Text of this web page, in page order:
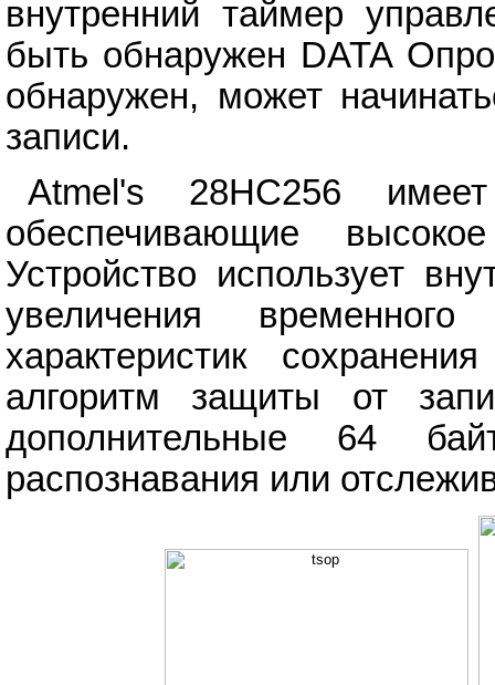
внутренний таймер
быть обнаружен DATA
обнаружен, может
записи.
Atmel's 28HC256 имеет
обеспечивающие
Устройство использует
увеличения
характеристик
алгоритм защиты от
дополнительные 64
распознавания или